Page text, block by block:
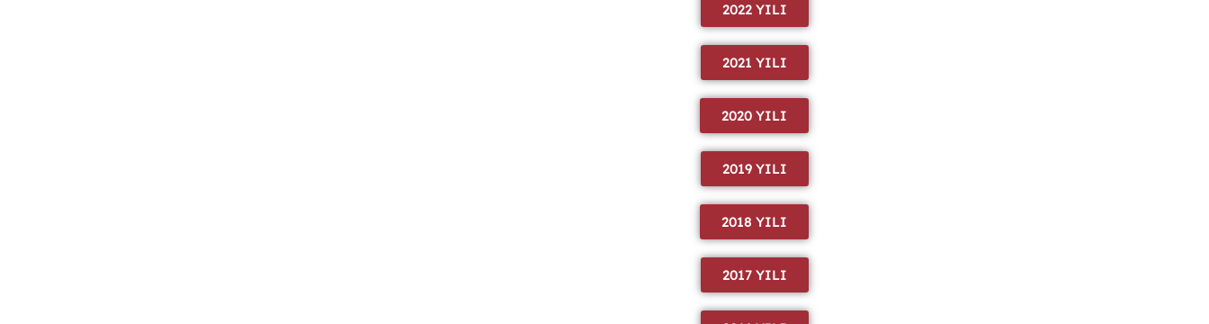
2022 YILI
2021 YILI
2020 YILI
2019 YILI
2018 YILI
2017 YILI